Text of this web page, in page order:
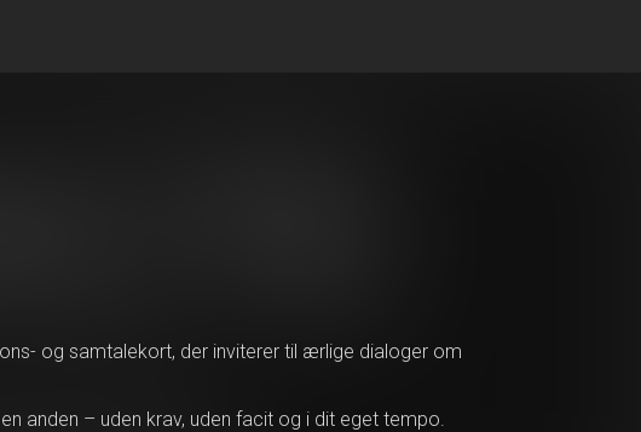
og samtalekort, der inviterer til ærlige dialoger om
anden – uden krav, uden facit og i dit eget tempo.